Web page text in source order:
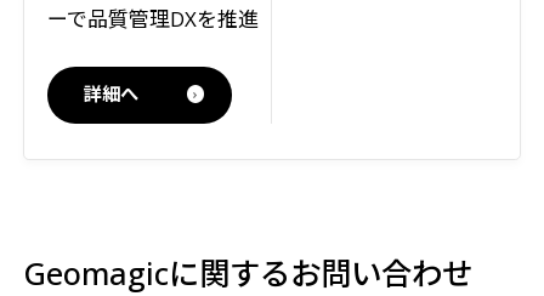
ーで品質管理DXを推進
詳細へ
Geomagicに関するお問い合わせ